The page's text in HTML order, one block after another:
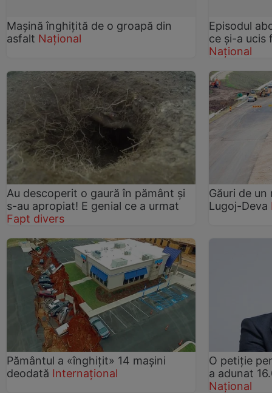
Maşină înghiţită de o groapă din
asfalt Național
Episodul
ce şi-a ucis
Național
Au descoperit o gaură în pământ şi
s-au apropiat! E genial ce a urmat
Fapt divers
Găuri de
Lugoj-Deva
Pământul a «înghiţit» 14 maşini
deodată Internațional
O petiţie
a adunat
Național